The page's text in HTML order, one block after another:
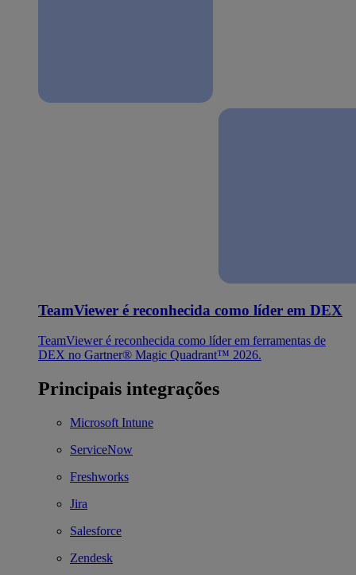
TeamViewer é reconhecida como líder em DEX
TeamViewer é reconhecida como líder em ferramentas de
DEX no Gartner® Magic Quadrant™ 2026.
Principais integrações
Microsoft Intune
ServiceNow
Freshworks
Jira
Salesforce
Zendesk